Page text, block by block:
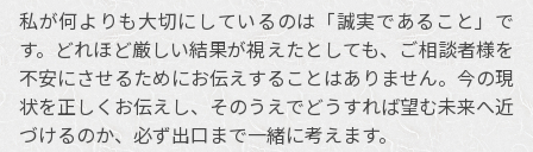
私が何よりも大切にしているのは「誠実であること」で
す。どれほど厳しい結果が視えたとしても、ご相談者様を
不安にさせるためにお伝えすることはありません。今の現
状を正しくお伝えし、そのうえでどうすれば望む未来へ近
づけるのか、必ず出口まで一緒に考えます。